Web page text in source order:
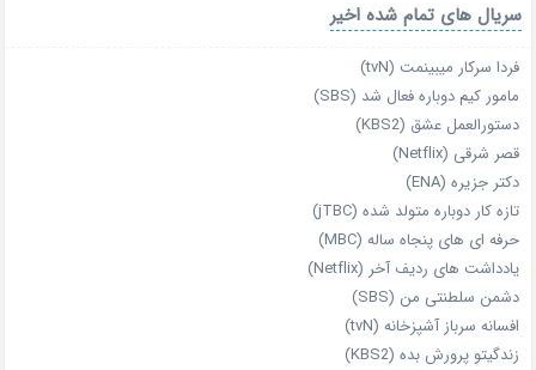
سریال های تمام شده اخیر
فردا سرکار میبینمت (tvN)
مامور کیم دوباره فعال شد (SBS)
دستورالعمل عشق (KBS2)
قصر شرقی (Netflix)
دکتر جزیره (ENA)
تازه‌ کار دوباره‌ متولد شده (jTBC)
حرفه‌ ای‌ های پنجاه‌ ساله (MBC)
یادداشت‌ های ردیف آخر (Netflix)
دشمن سلطنتی من (SBS)
افسانه سرباز آشپزخانه (tvN)
زندگیتو پرورش بده (KBS2)